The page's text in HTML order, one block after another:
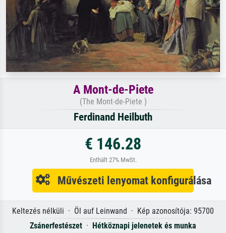
A Mont-de-Piete
(The Mont-de-Piete )
Ferdinand Heilbuth
€ 146.28
Enthält 27% MwSt.
Művészeti lenyomat konfigurálása
Keltezés nélküli · Öl auf Leinwand · Kép azonosítója: 95700
Zsánerfestészet · Hétköznapi jelenetek és munka